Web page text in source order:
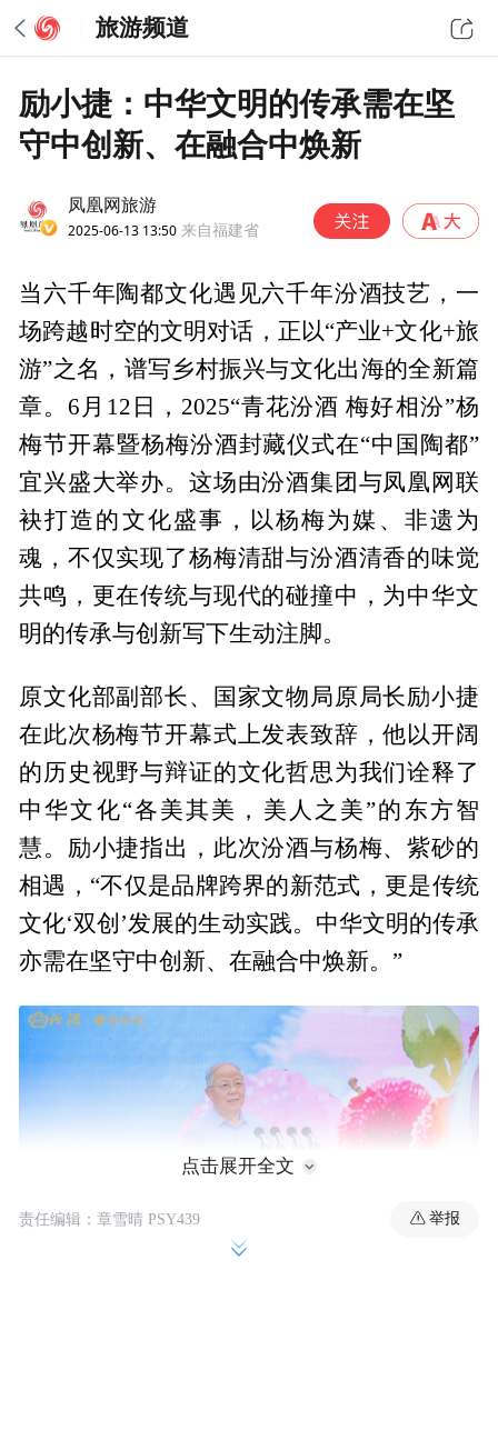
旅游频道
励小捷：中华文明的传承需在坚
守中创新、在融合中焕新
凤凰网旅游
2025-06-13 13:50 来自福建省
当六千年陶都文化遇见六千年汾酒技艺，一
场跨越时空的文明对话，正以“产业+文化+旅
游”之名，谱写乡村振兴与文化出海的全新篇
章。6月12日，2025“青花汾酒 梅好相汾”杨
梅节开幕暨杨梅汾酒封藏仪式在“中国陶都”
宜兴盛大举办。这场由汾酒集团与凤凰网联
袂打造的文化盛事，以杨梅为媒、非遗为
魂，不仅实现了杨梅清甜与汾酒清香的味觉
共鸣，更在传统与现代的碰撞中，为中华文
明的传承与创新写下生动注脚。
原文化部副部长、国家文物局原局长励小捷
在此次杨梅节开幕式上发表致辞，他以开阔
的历史视野与辩证的文化哲思为我们诠释了
中华文化“各美其美，美人之美”的东方智
慧。励小捷指出，此次汾酒与杨梅、紫砂的
相遇，“不仅是品牌跨界的新范式，更是传统
文化‘双创’发展的生动实践。中华文明的传承
亦需在坚守中创新、在融合中焕新。”
点击展开全文
责任编辑：章雪晴 PSY439 举报